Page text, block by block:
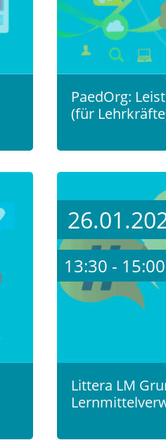
PaedOrg:
(für
13:30 - 15:00
Littera LM